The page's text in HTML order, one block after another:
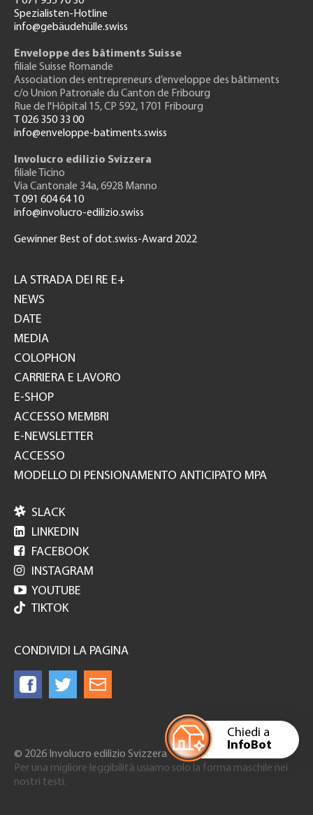
Chiedi a
InfoBot
Spezialisten-Hotline
info@gebäudehülle.swiss
Enveloppe des bâtiments Suisse
filiale Suisse Romande
Association des entrepreneurs d’enveloppe des bâtiments
c/o Union Patronale du Canton de Fribourg
Rue de l'Hôpital 15, CP 592, 1701 Fribourg
T 026 350 33 00
info@enveloppe-batiments.swiss
Involucro edilizio Svizzera
filiale Ticino
Via Cantonale 34a, 6928 Manno
T 091 604 64 10
info@involucro-edilizio.swiss
Gewinner Best of dot.swiss-Award 2022
GH
LA STRADA DEI RE E+
NEWS
DATE
MEDIA
COLOPHON
CARRIERA E LAVORO
E-SHOP
ACCESSO MEMBRI
E-NEWSLETTER
ACCESSO
MODELLO DI PENSIONAMENTO ANTICIPATO MPA
 SLACK
 LINKEDIN
 FACEBOOK
 INSTAGRAM
 YOUTUBE
TIKTOK
CONDIVIDI LA PAGINA
© 2026 Involucro edilizio Svizzera
Per una migliore leggibilità usiamo solo la forma maschile nei
nostri testi.